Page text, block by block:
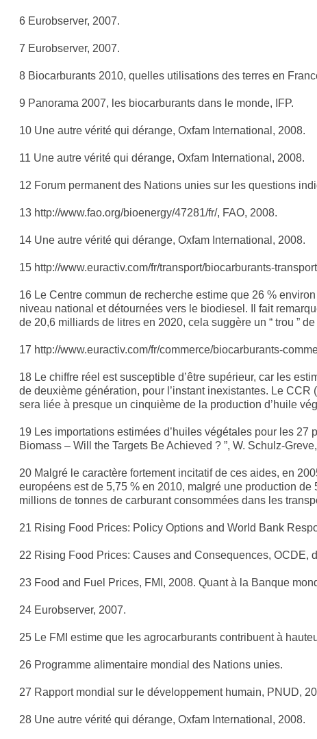
6 Eurobserver, 2007.
7 Eurobserver, 2007.
8 Biocarburants 2010, quelles utilisations des terres en
9 Panorama 2007, les biocarburants dans le monde, IFP.
10 Une autre vérité qui dérange, Oxfam International, 2008.
11 Une autre vérité qui dérange, Oxfam International, 2008.
12 Forum permanent des Nations unies sur les questions
13 http://www.fao.org/bioenergy/47281/fr/, FAO, 2008.
14 Une autre vérité qui dérange, Oxfam International, 2008.
15 http://www.euractiv.com/fr/transport/biocarburants-
16 Le Centre commun de recherche estime que 26 %
niveau national et détournées vers le biodiesel. Il fait
de 20,6 milliards de litres en 2020, cela suggère un “ trou ”
17 http://www.euractiv.com/fr/commerce/biocarburants-
18 Le chiffre réel est susceptible d’être supérieur, car les
de deuxième génération, pour l’instant inexistantes. Le
sera liée à presque un cinquième de la production d’huile
19 Les importations estimées d’huiles végétales pour les
Biomass – Will the Targets Be Achieved ? ”, W. Schulz-
20 Malgré le caractère fortement incitatif de ces aides, en
européens est de 5,75 % en 2010, malgré une production
millions de tonnes de carburant consommées dans les
21 Rising Food Prices: Policy Options and World Bank
22 Rising Food Prices: Causes and Consequences, OCDE,
23 Food and Fuel Prices, FMI, 2008. Quant à la Banque
24 Eurobserver, 2007.
25 Le FMI estime que les agrocarburants contribuent à
26 Programme alimentaire mondial des Nations unies.
27 Rapport mondial sur le développement humain, PNUD,
28 Une autre vérité qui dérange, Oxfam International, 2008.